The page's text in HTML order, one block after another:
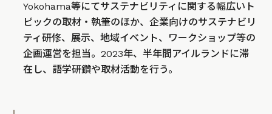
Yokohama等にてサステナビリティに関する幅広いト
ピックの取材・執筆のほか、企業向けのサステナビリ
ティ研修、展示、地域イベント、ワークショップ等の
企画運営を担当。2023年、半年間アイルランドに滞
在し、語学研鑽や取材活動を行う。